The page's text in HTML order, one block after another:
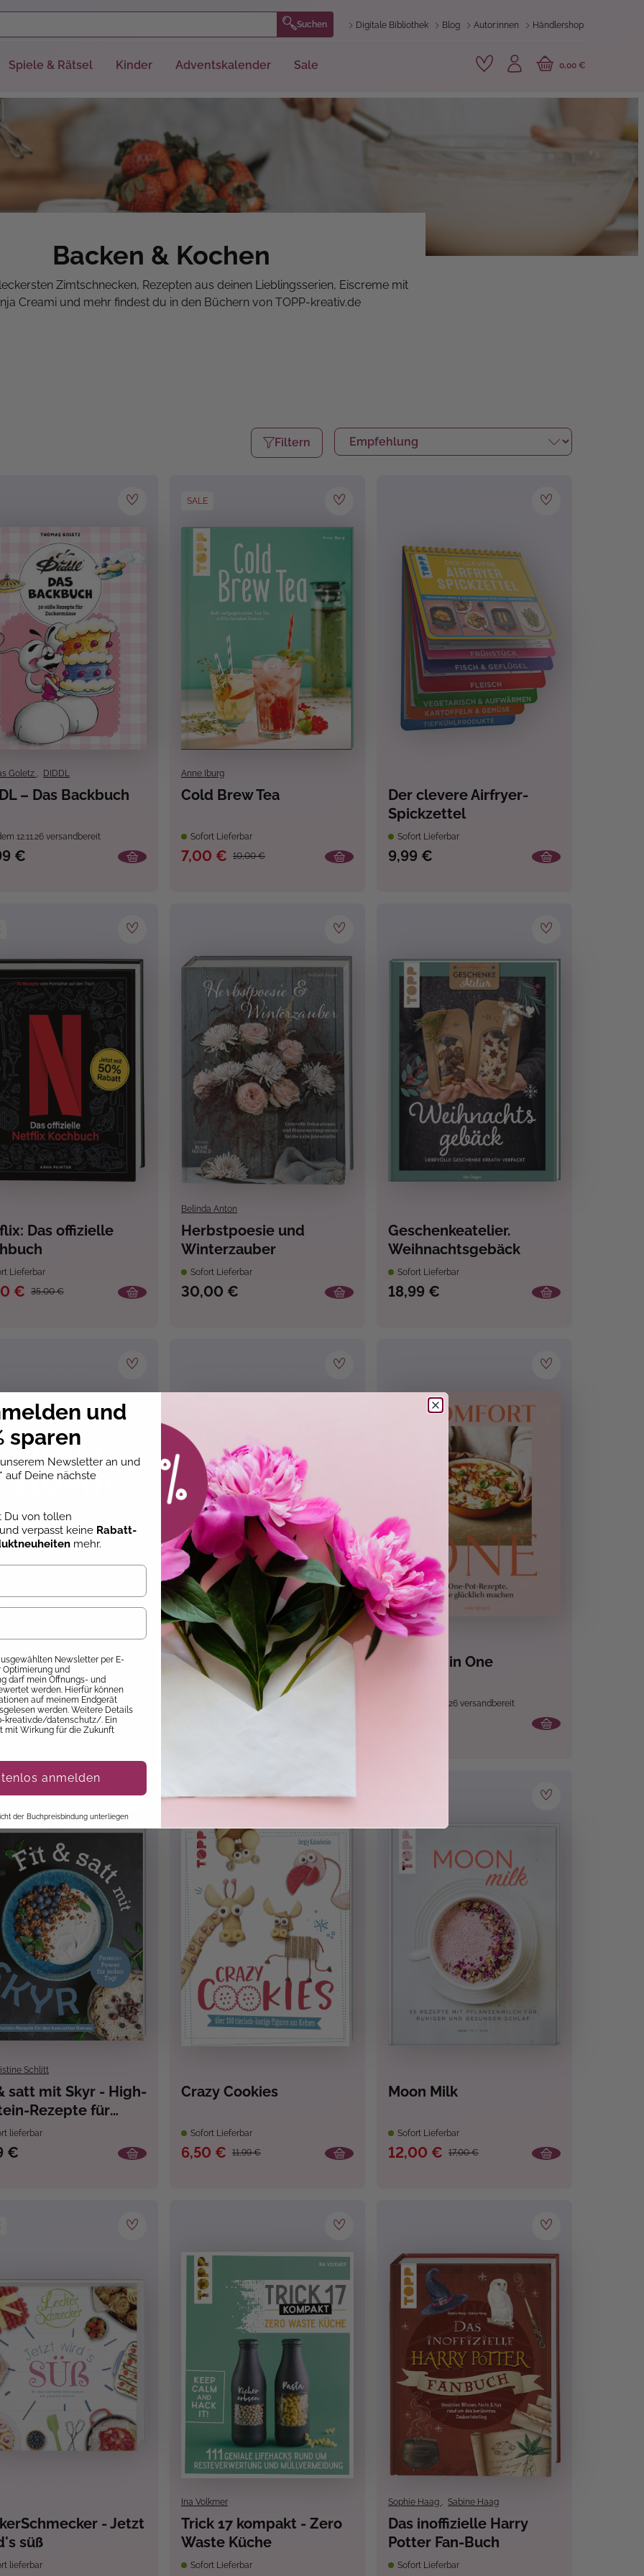
Suchen Digitale Bibliothek Blog Autor:innen Händlershop
Spiele & Rätsel Kinder Adventskalender Sale 0,00 €
Backen & Kochen
Zimtschnecken, Rezepten aus deinen Lieblingsserien, Eiscreme mit
Creami und mehr findest du in den Büchern von TOPP-kreativ.de
Filtern
Goletz , DIDDL
– Das Backbuch
12.11.26 versandbereit
€
SALE
Anne Iburg
Cold Brew Tea
Sofort Lieferbar
10,00 €
7,00 €
Der clevere Airfryer-
Spickzettel
Sofort Lieferbar
9,99 €
Das offizielle
Lieferbar
35,00 €
€
Belinda Anton
Herbstpoesie und
Winterzauber
Sofort Lieferbar
30,00 €
Geschenkeatelier.
Weihnachtsgebäck
Sofort Lieferbar
18,99 €
besten Rezepte
Ninja Slushi
Lieferbar
€
Die 150 besten
zuckerfreien Rezepte für
die Ninja Creami
Sofort Lieferbar
Comfort in One
Ab dem 12.11.26 versandbereit
Schlitt
satt mit Skyr - High-
Rezepte für
Wohlfühlfigur
lieferbar
€
SALE
Crazy Cookies
Sofort Lieferbar
11,99 €
6,50 €
Moon Milk
Sofort Lieferbar
17,00 €
12,00 €
- Jetzt
süß
lieferbar
Ina Volkmer
Trick 17 kompakt - Zero
Waste Küche
Sofort Lieferbar
Sophie Haag , Sabine Haag
Das inoffizielle Harry
Potter Fan-Buch
Sofort Lieferbar
und
sparen
Newsletter an und
* auf Deine nächste
Du von tollen
und verpasst keine Rabatt-
mehr.
Newsletter per E-
Optimierung und
darf mein Öffnungs- und
werden. Hierfür können
auf meinem Endgerät
werden. Weitere Details
kreativ.de/datenschutz/. Ein
mit Wirkung für die Zukunft
anmelden
der Buchpreisbindung unterliegen